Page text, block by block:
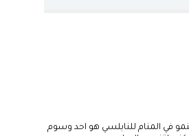
في المنام للنابلسي هو احد وسوم